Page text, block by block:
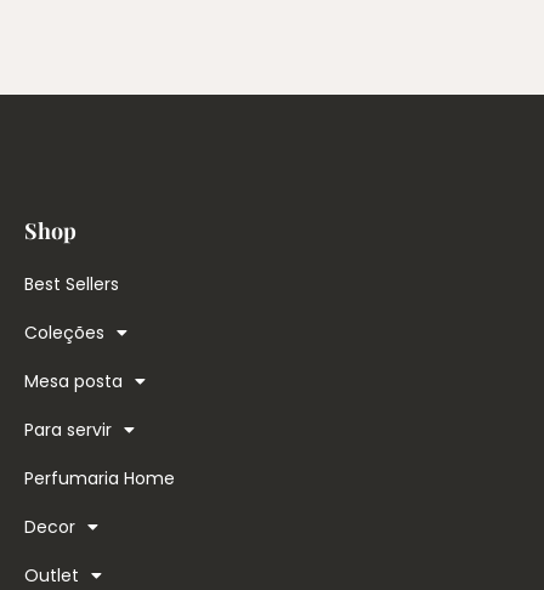
Shop
Best Sellers
Coleções
Mesa posta
Para servir
Perfumaria Home
Decor
Outlet